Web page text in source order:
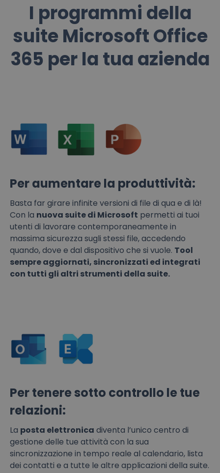
I programmi della
suite Microsoft Office
365 per la tua azienda
Per aumentare la produttività:
Basta far girare infinite versioni di file di qua e di là!
Con la nuova suite di Microsoft permetti ai tuoi
utenti di lavorare contemporaneamente in
massima sicurezza sugli stessi file, accedendo
quando, dove e dal dispositivo che si vuole. Tool
sempre aggiornati, sincronizzati ed integrati
con tutti gli altri strumenti della suite.
Per tenere sotto controllo le tue
relazioni:
La posta elettronica diventa l’unico centro di
gestione delle tue attività con la sua
sincronizzazione in tempo reale al calendario, lista
dei contatti e a tutte le altre applicazioni della suite.